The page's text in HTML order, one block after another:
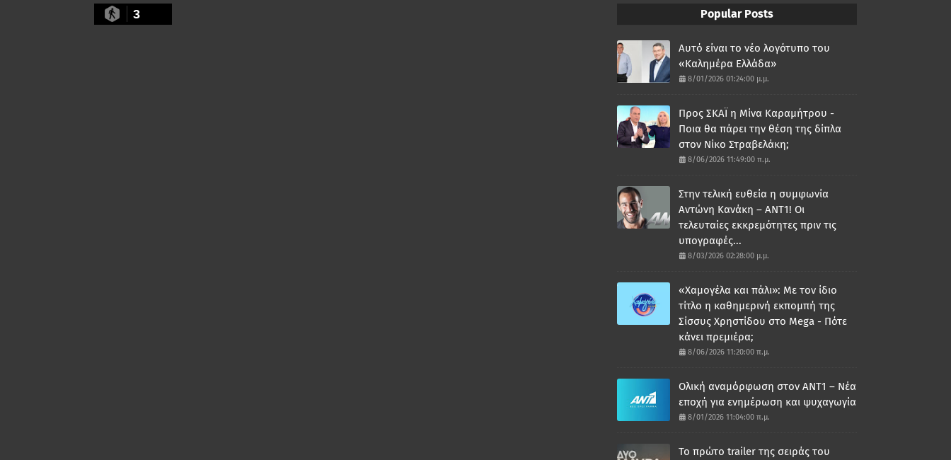
3 Popular Posts
Αυτό είναι το νέο λογότυπο του
«Καλημέρα Ελλάδα»
8/01/2026 01:24:00 μ.μ.
Προς ΣΚΑΪ η Μίνα Καραμήτρου -
Ποια θα πάρει την θέση της δίπλα
στον Νίκο Στραβελάκη;
8/06/2026 11:49:00 π.μ.
Στην τελική ευθεία η συμφωνία
Αντώνη Κανάκη – ΑΝΤ1! Οι
τελευταίες εκκρεμότητες πριν τις
υπογραφές...
8/03/2026 02:28:00 μ.μ.
«Χαμογέλα και πάλι»: Με τον ίδιο
τίτλο η καθημερινή εκπομπή της
Σίσσυς Χρηστίδου στο Mega - Πότε
κάνει πρεμιέρα;
8/06/2026 11:20:00 π.μ.
Ολική αναμόρφωση στον ΑΝΤ1 – Νέα
εποχή για ενημέρωση και ψυχαγωγία
8/01/2026 11:04:00 π.μ.
Το πρώτο trailer της σειράς του